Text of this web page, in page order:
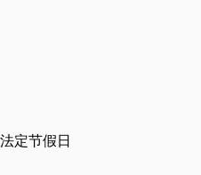
法定节假日